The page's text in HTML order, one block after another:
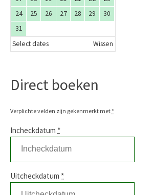
24
25 26 27 28 29
30
31
Select dates
Wissen
Direct boeken
Verplichte velden zijn gekenmerkt met*
Incheckdatum *
Uitcheckdatum *